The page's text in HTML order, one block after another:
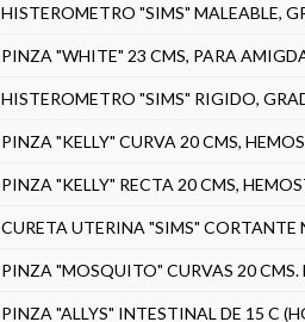
HISTEROMETRO "SIMS" MALEABLE,
PINZA "WHITE" 23 CMS, PARA
HISTEROMETRO "SIMS" RIGIDO,
PINZA "KELLY" CURVA 20 CMS,
PINZA "KELLY" RECTA 20 CMS,
CURETA UTERINA "SIMS" CORTANTE
PINZA "MOSQUITO" CURVAS 20
PINZA "ALLYS" INTESTINAL DE 15 C